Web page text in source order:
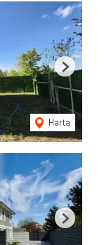
Harta
Next
Next